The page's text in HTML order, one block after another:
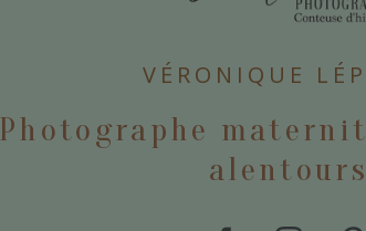
VÉRONIQUE
Photographe
alentours